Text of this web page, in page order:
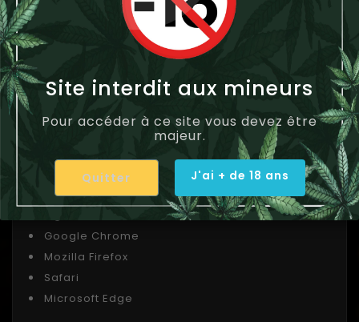
5. Gérer vos cookies
Vous pouvez à tout moment configurer vos
préférences via :
: affiché lors
de votre arrivé sur SA-CBD.fr
Les paramètres de votre navigateur
: Vous
pouvez bloquer, supprimer ou limiter les cookies.
Voici des liens vers les guides des principaux
Google Chrome
Mozilla Firefox
Safari
Microsoft Edge
Site interdit aux mineurs
Pour accéder à ce site vous devez être
majeur.
Quitter J'ai + de 18 ans